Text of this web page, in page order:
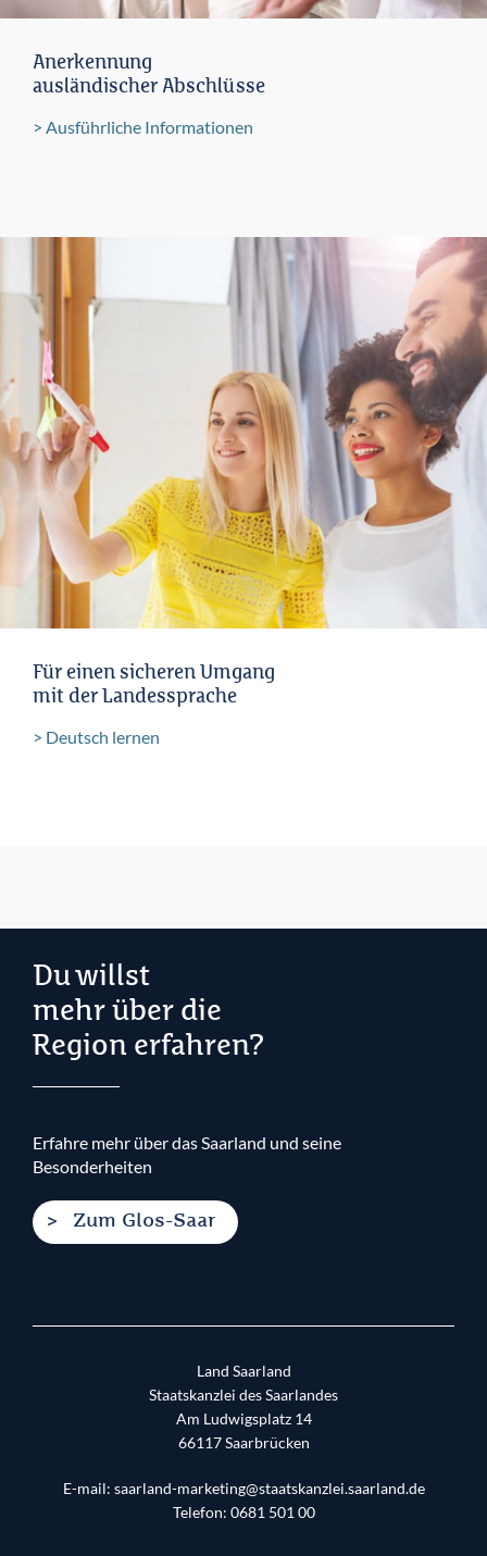
Anerkennung
ausländischer Abschlüsse
Ausführliche Informationen
Für einen sicheren Umgang
mit der Landessprache
Deutsch lernen
Du willst
mehr über die
Region erfahren?
Erfahre mehr über das Saarland und seine
Besonderheiten
Zum Glos-Saar
Land Saarland
Staatskanzlei des Saarlandes
Am Ludwigsplatz 14
66117 Saarbrücken
E-mail: saarland-marketing@staatskanzlei.saarland.de
Telefon: 0681 501 00